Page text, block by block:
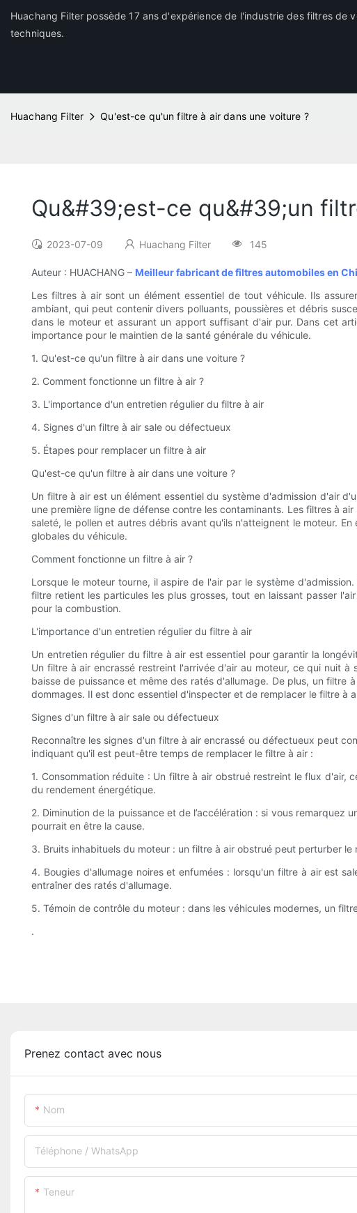
Huachang Filter possède 17 ans d'expérience de l'industrie des filtres de
techniques.
Huachang Filter Qu'est-ce qu'un filtre à air dans une voiture ?
Qu&#39;est-ce qu&#39;un
2023-07-09 Huachang Filter 145
Auteur : HUACHANG – Meilleur fabricant de filtres automobiles en
Les filtres à air sont un élément essentiel de tout véhicule. Ils
ambiant, qui peut contenir divers polluants, poussières et débris
dans le moteur et assurant un apport suffisant d'air pur. Dans cet
importance pour le maintien de la santé générale du véhicule.
1. Qu'est-ce qu'un filtre à air dans une voiture ?
2. Comment fonctionne un filtre à air ?
3. L'importance d'un entretien régulier du filtre à air
4. Signes d'un filtre à air sale ou défectueux
5. Étapes pour remplacer un filtre à air
Qu'est-ce qu'un filtre à air dans une voiture ?
Un filtre à air est un élément essentiel du système d'admission d'air
une première ligne de défense contre les contaminants. Les filtres à
saleté, le pollen et autres débris avant qu'ils n'atteignent le moteur.
globales du véhicule.
Comment fonctionne un filtre à air ?
Lorsque le moteur tourne, il aspire de l'air par le système
filtre retient les particules les plus grosses, tout en laissant passer
pour la combustion.
L'importance d'un entretien régulier du filtre à air
Un entretien régulier du filtre à air est essentiel pour garantir la
Un filtre à air encrassé restreint l'arrivée d'air au moteur, ce qui nuit
baisse de puissance et même des ratés d'allumage. De plus, un
dommages. Il est donc essentiel d'inspecter et de remplacer le filtre à
Signes d'un filtre à air sale ou défectueux
Reconnaître les signes d'un filtre à air encrassé ou défectueux peut
indiquant qu'il est peut-être temps de remplacer le filtre à air :
1. Consommation réduite : Un filtre à air obstrué restreint le flux
du rendement énergétique.
2. Diminution de la puissance et de l’accélération : si vous
pourrait en être la cause.
3. Bruits inhabituels du moteur : un filtre à air obstrué peut perturber
4. Bougies d'allumage noires et enfumées : lorsqu'un filtre à air est
entraîner des ratés d'allumage.
5. Témoin de contrôle du moteur : dans les véhicules modernes, un
.
Prenez contact avec nous
Nom
Téléphone / WhatsApp
Teneur